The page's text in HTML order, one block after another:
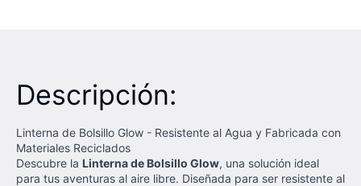
Descripción:
Linterna de Bolsillo Glow - Resistente al Agua y Fabricada con
Materiales Reciclados
Descubre la Linterna de Bolsillo Glow, una solución ideal
para tus aventuras al aire libre. Diseñada para ser resistente al